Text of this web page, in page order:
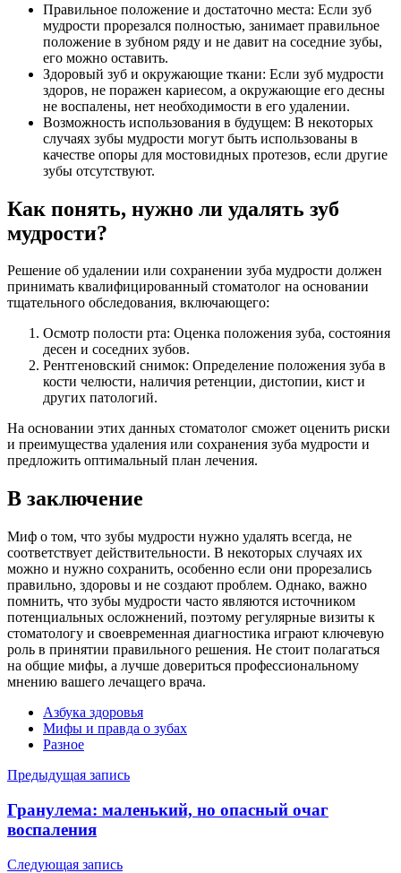
Правильное положение и достаточно места: Если зуб
мудрости прорезался полностью, занимает правильное
положение в зубном ряду и не давит на соседние зубы,
его можно оставить.
Здоровый зуб и окружающие ткани: Если зуб мудрости
здоров, не поражен кариесом, а окружающие его десны
не воспалены, нет необходимости в его удалении.
Возможность использования в будущем: В некоторых
случаях зубы мудрости могут быть использованы в
качестве опоры для мостовидных протезов, если другие
зубы отсутствуют.
Как понять, нужно ли удалять зуб
мудрости?
Решение об удалении или сохранении зуба мудрости должен
принимать квалифицированный стоматолог на основании
тщательного обследования, включающего:
Осмотр полости рта: Оценка положения зуба, состояния
десен и соседних зубов.
Рентгеновский снимок: Определение положения зуба в
кости челюсти, наличия ретенции, дистопии, кист и
других патологий.
На основании этих данных стоматолог сможет оценить риски
и преимущества удаления или сохранения зуба мудрости и
предложить оптимальный план лечения.
В заключение
Миф о том, что зубы мудрости нужно удалять всегда, не
соответствует действительности. В некоторых случаях их
можно и нужно сохранить, особенно если они прорезались
правильно, здоровы и не создают проблем. Однако, важно
помнить, что зубы мудрости часто являются источником
потенциальных осложнений, поэтому регулярные визиты к
стоматологу и своевременная диагностика играют ключевую
роль в принятии правильного решения. Не стоит полагаться
на общие мифы, а лучше довериться профессиональному
мнению вашего лечащего врача.
Азбука здоровья
Мифы и правда о зубах
Разное
Навигация
по
записям
Предыдущая запись
Гранулема: маленький, но опасный очаг
воспаления
Следующая запись